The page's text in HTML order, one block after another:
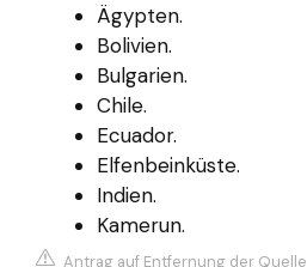
Ägypten.
Bolivien.
Bulgarien.
Chile.
Ecuador.
Elfenbeinküste.
Indien.
Kamerun.
Antrag auf Entfernung der Quelle